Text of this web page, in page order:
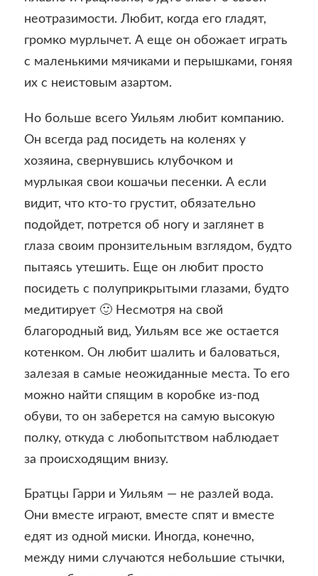
неотразимости. Любит, когда его гладят,
громко мурлычет. А еще он обожает играть
с маленькими мячиками и перышками, гоняя
их с неистовым азартом.
Но больше всего Уильям любит компанию.
Он всегда рад посидеть на коленях у
хозяина, свернувшись клубочком и
мурлыкая свои кошачьи песенки. А если
видит, что кто-то грустит, обязательно
подойдет, потрется об ногу и заглянет в
глаза своим пронзительным взглядом, будто
пытаясь утешить. Еще он любит просто
посидеть с полуприкрытыми глазами, будто
медитирует 🙂 Несмотря на свой
благородный вид, Уильям все же остается
котенком. Он любит шалить и баловаться,
залезая в самые неожиданные места. То его
можно найти спящим в коробке из-под
обуви, то он заберется на самую высокую
полку, откуда с любопытством наблюдает
за происходящим внизу.
Братцы Гарри и Уильям — не разлей вода.
Они вместе играют, вместе спят и вместе
едят из одной миски. Иногда, конечно,
между ними случаются небольшие стычки,